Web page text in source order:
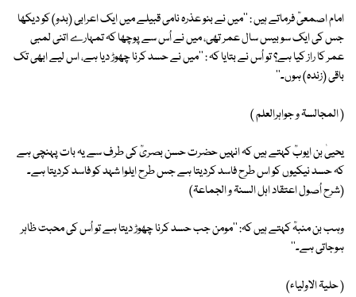
امام اصمعیؒ فرماتے ہیں : ''میں نے بنو عذرہ نامی قبیلے میں ایک اعرابی (بدو) کو دیکھا
جس کی ایک سو بیس سال عمر تھی، میں نے اُس سے پوچھا کہ تمہارے اتنی لمبی
عمر کا راز کیا ہے؟ تو اُس نے بتایا کہ : ''میں نے حسد کرنا چھوڑ دیا ہے، اس لیے ابھی تک
باقی (زندہ) ہوں۔''
( المجالسۃ و جواہرالعلم )
یحییٰ بن ایوبؒ کہتے ہیں کہ انہیں حضرت حسن بصریؒ کی طرف سے یہ بات پہنچی ہے
کہ حسد نیکیوں کو اس طرح فاسد کردیتا ہے جس طرح ایلوا شہد کو فاسد کردیتا ہے۔
(شرح اُصول اعتقاد اہل السنۃ و الجماعۃ)
وہب بن منبہؒ کہتے ہیں کہ: ''مومن جب حسد کرنا چھوڑ دیتا ہے تو اُس کی محبت ظاہر
ہوجاتی ہے۔''
( حلیۃ الاولیاء)